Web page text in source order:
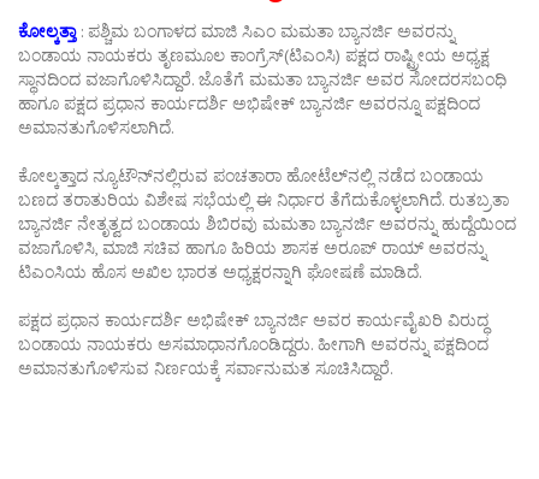
ಕೋಲ್ಕತ್ತಾ: ಪಶ್ಚಿಮ ಬಂಗಾಳದ ಮಾಜಿ ಸಿಎಂ ಮಮತಾ ಬ್ಯಾನರ್ಜಿ ಅವರನ್ನು
ಬಂಡಾಯ ನಾಯಕರು ತೃಣಮೂಲ ಕಾಂಗ್ರೆಸ್(ಟಿಎಂಸಿ) ಪಕ್ಷದ ರಾಷ್ಟ್ರೀಯ ಅಧ್ಯಕ್ಷ
ಸ್ಥಾನದಿಂದ ವಜಾಗೊಳಿಸಿದ್ದಾರೆ. ಜೊತೆಗೆ ಮಮತಾ ಬ್ಯಾನರ್ಜಿ ಅವರ ಸೋದರಸಬಂಧಿ
ಹಾಗೂ ಪಕ್ಷದ ಪ್ರಧಾನ ಕಾರ್ಯದರ್ಶಿ ಅಭಿಷೇಕ್ ಬ್ಯಾನರ್ಜಿ ಅವರನ್ನೂ ಪಕ್ಷದಿಂದ
ಅಮಾನತುಗೊಳಿಸಲಾಗಿದೆ.
ಕೋಲ್ಕತ್ತಾದ ನ್ಯೂಟೌನ್‌ನಲ್ಲಿರುವ ಪಂಚತಾರಾ ಹೋಟೆಲ್‌ನಲ್ಲಿ ನಡೆದ ಬಂಡಾಯ
ಬಣದ ತರಾತುರಿಯ ವಿಶೇಷ ಸಭೆಯಲ್ಲಿ ಈ ನಿರ್ಧಾರ ತೆಗೆದುಕೊಳ್ಳಲಾಗಿದೆ. ರುತಬ್ರತಾ
ಬ್ಯಾನರ್ಜಿ ನೇತೃತ್ವದ ಬಂಡಾಯ ಶಿಬಿರವು ಮಮತಾ ಬ್ಯಾನರ್ಜಿ ಅವರನ್ನು ಹುದ್ದೆಯಿಂದ
ವಜಾಗೊಳಿಸಿ, ಮಾಜಿ ಸಚಿವ ಹಾಗೂ ಹಿರಿಯ ಶಾಸಕ ಅರೂಪ್ ರಾಯ್ ಅವರನ್ನು
ಟಿಎಂಸಿಯ ಹೊಸ ಅಖಿಲ ಭಾರತ ಅಧ್ಯಕ್ಷರನ್ನಾಗಿ ಘೋಷಣೆ ಮಾಡಿದೆ.
ಪಕ್ಷದ ಪ್ರಧಾನ ಕಾರ್ಯದರ್ಶಿ ಅಭಿಷೇಕ್ ಬ್ಯಾನರ್ಜಿ ಅವರ ಕಾರ್ಯವೈಖರಿ ವಿರುದ್ಧ
ಬಂಡಾಯ ನಾಯಕರು ಅಸಮಾಧಾನಗೊಂಡಿದ್ದರು. ಹೀಗಾಗಿ ಅವರನ್ನು ಪಕ್ಷದಿಂದ
ಅಮಾನತುಗೊಳಿಸುವ ನಿರ್ಣಯಕ್ಕೆ ಸರ್ವಾನುಮತ ಸೂಚಿಸಿದ್ದಾರೆ.